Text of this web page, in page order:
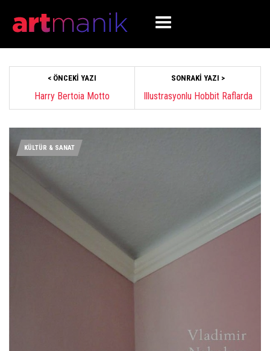
< ÖNCEKI YAZI
Harry Bertoia Motto
SONRAKI YAZI >
Illustrasyonlu Hobbit Raflarda
KÜLTÜR & SANAT